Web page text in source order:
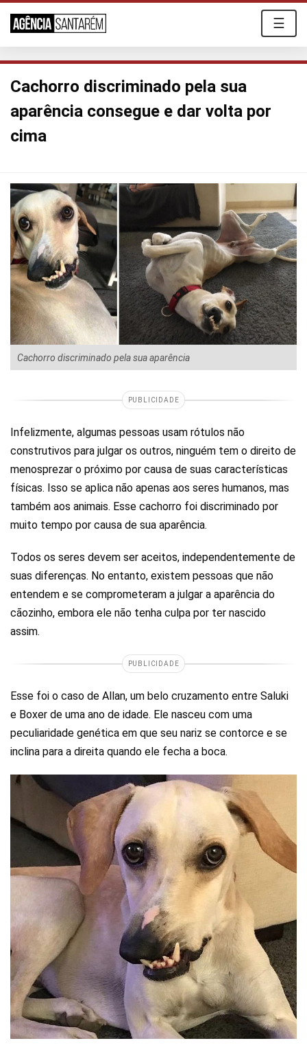
☰
Cachorro discriminado pela sua
aparência consegue e dar volta por
cima
Cachorro discriminado pela sua aparência
PUBLICIDADE
Infelizmente, algumas pessoas usam rótulos não
construtivos para julgar os outros, ninguém tem o direito de
menosprezar o próximo por causa de suas características
físicas. Isso se aplica não apenas aos seres humanos, mas
também aos animais. Esse cachorro foi discriminado por
muito tempo por causa de sua aparência.
Todos os seres devem ser aceitos, independentemente de
suas diferenças. No entanto, existem pessoas que não
entendem e se comprometeram a julgar a aparência do
cãozinho, embora ele não tenha culpa por ter nascido
assim.
PUBLICIDADE
Esse foi o caso de Allan, um belo cruzamento entre Saluki
e Boxer de uma ano de idade. Ele nasceu com uma
peculiaridade genética em que seu nariz se contorce e se
inclina para a direita quando ele fecha a boca.